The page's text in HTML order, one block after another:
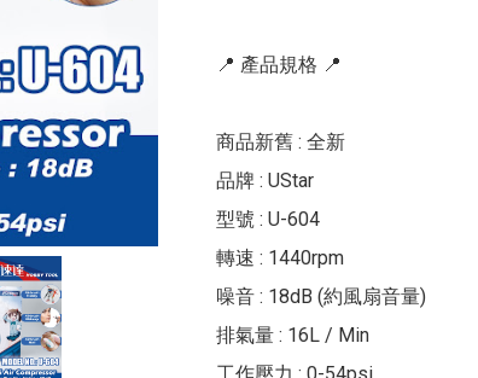
📍 產品規格 📍
商品新舊 : 全新
品牌 : UStar
型號 : U-604
轉速 : 1440rpm
噪音 : 18dB (約風扇音量)
排氣量 : 16L / Min